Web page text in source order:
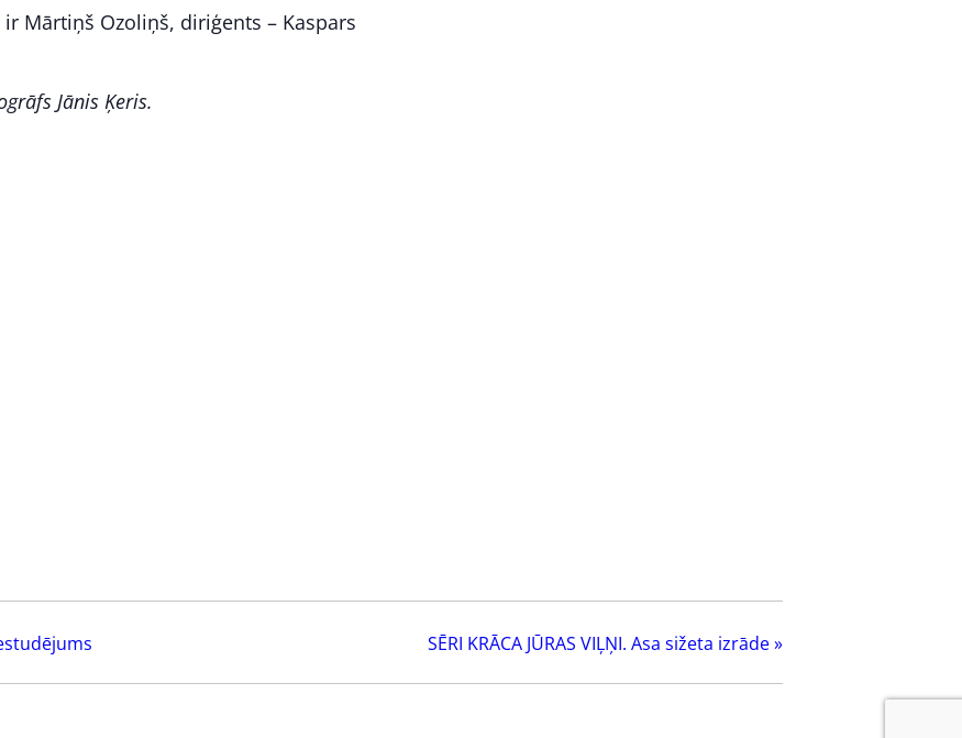
Mārtiņš Ozoliņš, diriģents – Kaspars
Jānis Ķeris.
SĒRI KRĀCA JŪRAS VIĻŅI. Asa sižeta izrāde»